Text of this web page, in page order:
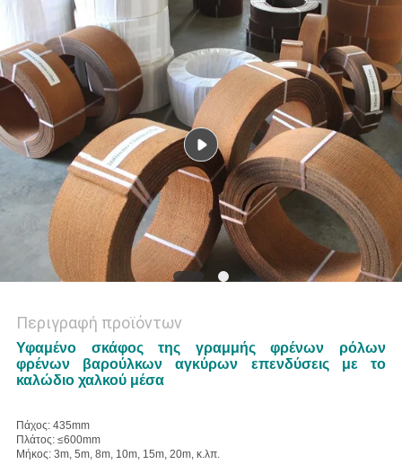
Περιγραφή προϊόντων
Υφαμένο σκάφος της γραμμής φρένων ρόλων
φρένων βαρούλκων αγκύρων επενδύσεις με το
καλώδιο χαλκού μέσα
Πάχος: 435mm
Πλάτος: ≤600mm
Μήκος: 3m, 5m, 8m, 10m, 15m, 20m, κ.λπ.